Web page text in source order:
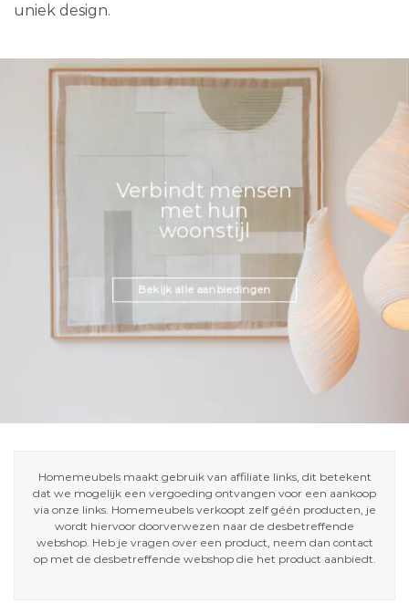
uniek design.
Verbindt mensen
met hun
woonstijl
Bekijk alle aanbiedingen
Homemeubels maakt gebruik van affiliate links, dit betekent
dat we mogelijk een vergoeding ontvangen voor een aankoop
via onze links. Homemeubels verkoopt zelf géén producten, je
wordt hiervoor doorverwezen naar de desbetreffende
webshop. Heb je vragen over een product, neem dan contact
op met de desbetreffende webshop die het product aanbiedt.